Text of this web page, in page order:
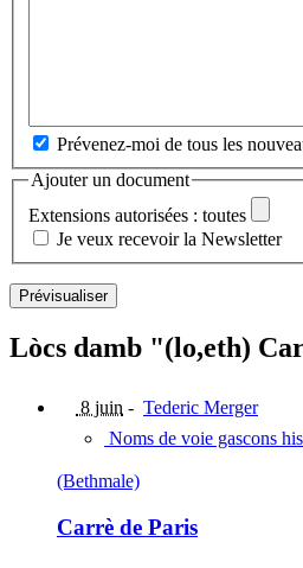
Prévenez-moi de tous les
Ajouter un document
Extensions autorisées : toutes
Je veux recevoir la Newsletter
Lòcs damb "(lo,eth)
8 juin - Tederic Merger
Noms de voie gascons
(Bethmale)
Carrè de Paris